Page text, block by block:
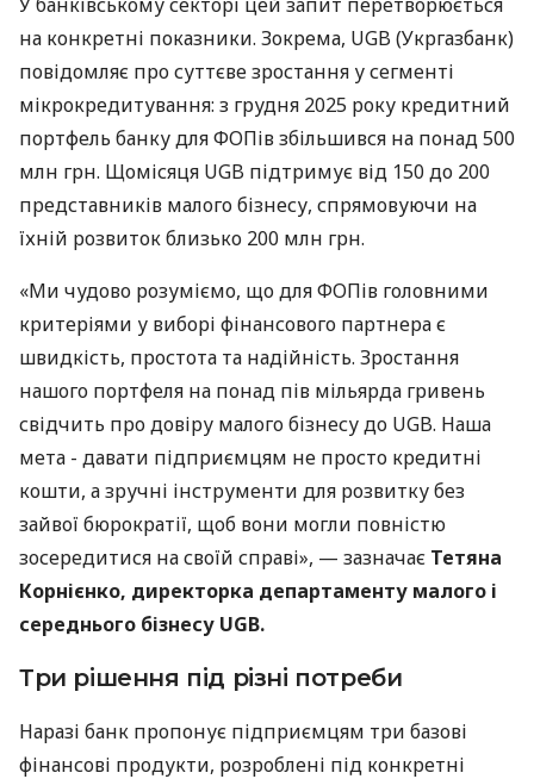
на конкретні показники. Зокрема, UGB (Укргазбанк)
повідомляє про суттєве зростання у сегменті
мікрокредитування: з грудня 2025 року кредитний
портфель банку для ФОПів збільшився на понад 500
млн грн. Щомісяця UGB підтримує від 150 до 200
представників малого бізнесу, спрямовуючи на
їхній розвиток близько 200 млн грн.
«Ми чудово розуміємо, що для ФОПів головними
критеріями у виборі фінансового партнера є
швидкість, простота та надійність. Зростання
нашого портфеля на понад пів мільярда гривень
свідчить про довіру малого бізнесу до UGB. Наша
мета - давати підприємцям не просто кредитні
кошти, а зручні інструменти для розвитку без
зайвої бюрократії, щоб вони могли повністю
зосередитися на своїй справі», — зазначає Тетяна
Корнієнко, директорка департаменту малого і
середнього бізнесу UGB.
Три рішення під різні потреби
Наразі банк пропонує підприємцям три базові
фінансові продукти, розроблені під конкретні